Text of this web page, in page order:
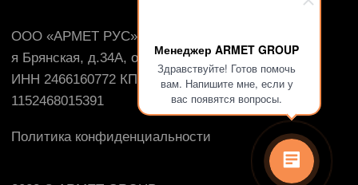
Менеджер ARMET GROUP
Здравствуйте! Готов помочь
вам. Напишите мне, если у
вас появятся вопросы.